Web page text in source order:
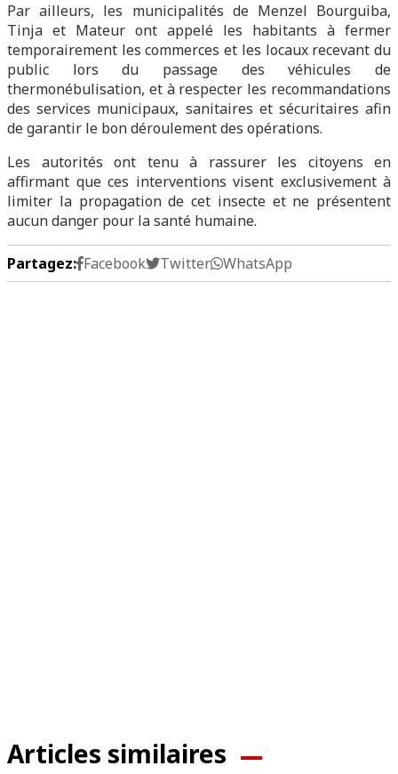
Par ailleurs, les municipalités de Menzel Bourguiba,
Tinja et Mateur ont appelé les habitants à fermer
temporairement les commerces et les locaux recevant du
public lors du passage des véhicules de
thermonébulisation, et à respecter les recommandations
des services municipaux, sanitaires et sécuritaires afin
de garantir le bon déroulement des opérations.
Les autorités ont tenu à rassurer les citoyens en
affirmant que ces interventions visent exclusivement à
limiter la propagation de cet insecte et ne présentent
aucun danger pour la santé humaine.
Partagez: Facebook Twitter WhatsApp
Articles similaires